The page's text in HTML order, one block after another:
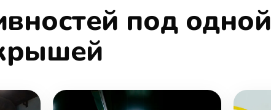
под одной